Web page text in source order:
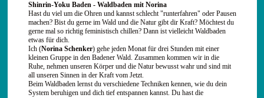
Shinrin-Yoku Baden - Waldbaden mit Norina
Hast du viel um die Ohren und kannst schlecht "runterfahren" oder Pausen
machen? Bist du gerne im Wald und die Natur gibt dir Kraft? Möchtest du
gerne mal so richtig feministisch chillen? Dann ist vielleicht Waldbaden
etwas für dich.
Ich (Norina Schenker) gehe jeden Monat für drei Stunden mit einer
kleinen Gruppe in den Badener Wald. Zusammen kommen wir in die
Ruhe, nehmen unseren Körper und die Natur bewusst wahr und sind mit
all unseren Sinnen in der Kraft vom Jetzt.
Beim Waldbaden lernst du verschiedene Techniken kennen, wie du dein
System beruhigen und dich tief entspannen kannst. Du hast die